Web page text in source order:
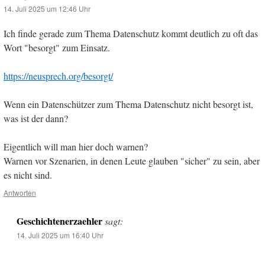
14. Juli 2025 um 12:46 Uhr
Ich finde gerade zum Thema Datenschutz kommt deutlich zu oft das
Wort "besorgt" zum Einsatz.
https://neusprech.org/besorgt/
Wenn ein Datenschützer zum Thema Datenschutz nicht besorgt ist,
was ist der dann?
Eigentlich will man hier doch warnen?
Warnen vor Szenarien, in denen Leute glauben "sicher" zu sein, aber
es nicht sind.
Antworten
Geschichtenerzaehler sagt:
14. Juli 2025 um 16:40 Uhr